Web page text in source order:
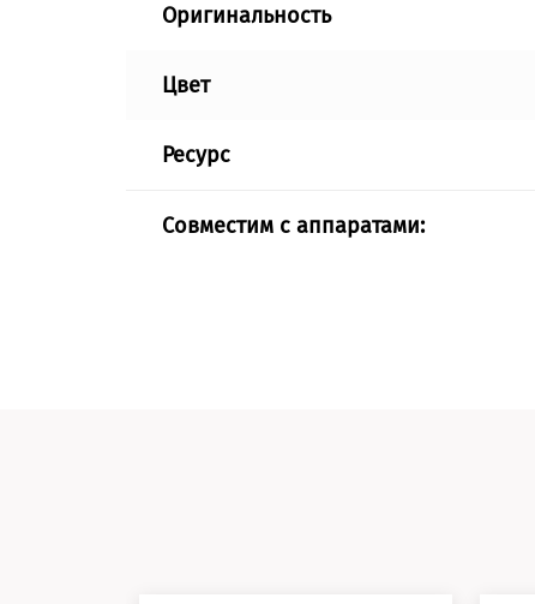
Оригинальность
Цвет
Ресурс
Совместим с аппаратами: